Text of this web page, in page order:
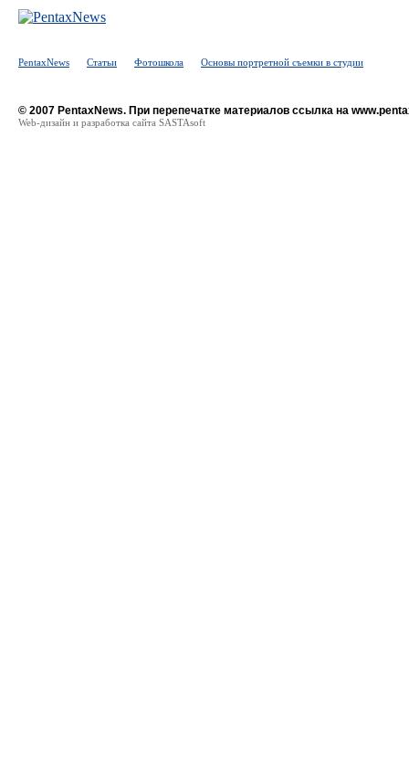
PentaxNews Статьи Фотошкола Основы портретной съемки в студии
© 2007 PentaxNews. При перепечатке материалов ссылка на
Web-дизайн и разработка сайта SASTAsoft